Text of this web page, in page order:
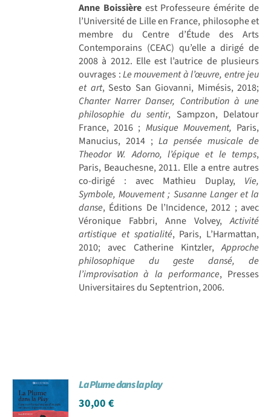
Anne Boissière est Professeure émérite de
l’Université de Lille en France, philosophe et
membre du Centre d’Étude des Arts
Contemporains (CEAC) qu’elle a dirigé de
2008 à 2012. Elle est l’autrice de plusieurs
ouvrages :Le mouvement à l’œuvre, entre jeu
et art, Sesto San Giovanni, Mimésis, 2018;
Chanter Narrer Danser, Contribution à une
philosophie du sentir, Sampzon, Delatour
France, 2016 ; Musique Mouvement, Paris,
Manucius, 2014 ;La pensée musicale de
Theodor W. Adorno, l’épique et le temps,
Paris, Beauchesne, 2011. Elle a entre autres
co-dirigé : avec Mathieu Duplay, Vie,
Symbole, Mouvement; Susanne Langer et la
danse, Éditions De l’Incidence, 2012 ; avec
Véronique Fabbri, Anne Volvey,Activité
artistique et spatialité, Paris, L’Harmattan,
2010; avec Catherine Kintzler,Approche
philosophique du geste dansé, de
l’improvisation à la performance, Presses
Universitaires du Septentrion, 2006.
La Plume dans la play
30,00€